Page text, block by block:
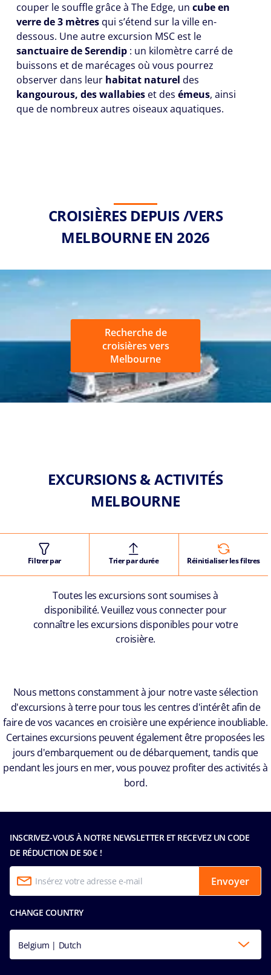
couper le souffle grâce à The Edge, un cube en
verre de 3 mètres qui s’étend sur la ville en-
dessous. Une autre excursion MSC est le
sanctuaire de Serendip : un kilomètre carré de
buissons et de marécages où vous pourrez
observer dans leur habitat naturel des
kangourous, des wallabies et des émeus, ainsi
que de nombreux autres oiseaux aquatiques.
CROISIÈRES DEPUIS /VERS
MELBOURNE EN 2026
Recherche de
croisières vers
Melbourne
EXCURSIONS & ACTIVITÉS
MELBOURNE
Filtrer par Trier par durée Réinitialiser les filtres
Toutes les excursions sont soumises à
disponibilité. Veuillez vous connecter pour
connaître les excursions disponibles pour votre
croisière.
Nous mettons constamment à jour notre vaste sélection
d'excursions à terre pour tous les centres d'intérêt afin de
faire de vos vacances en croisière une expérience inoubliable.
Certaines excursions peuvent également être proposées les
jours d'embarquement ou de débarquement, tandis que
pendant les jours en mer, vous pouvez profiter des activités à
bord.
INSCRIVEZ-VOUS À NOTRE NEWSLETTER ET RECEVEZ UN CODE
DE RÉDUCTION DE 50 € !
Envoyer
CHANGE COUNTRY
Belgium | Dutch